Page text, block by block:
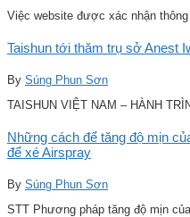
Việc website được xác nhận thông
Taishun tới thăm trụ sở Anest
By Súng Phun Sơn
TAISHUN VIỆT NAM – HÀNH
Những cách để tăng độ mịn
để xé Airspray
By Súng Phun Sơn
STT Phương pháp tăng độ mịn